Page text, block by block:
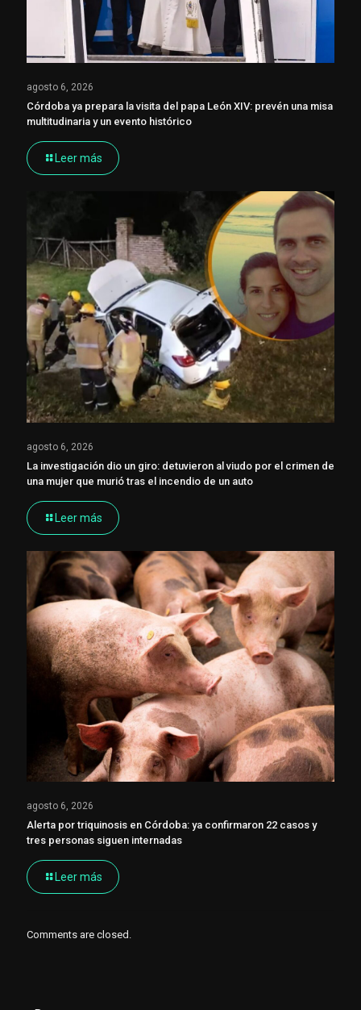
agosto 6, 2026
Córdoba ya prepara la visita del papa León XIV: prevén una misa
multitudinaria y un evento histórico
Leer más
agosto 6, 2026
La investigación dio un giro: detuvieron al viudo por el crimen de
una mujer que murió tras el incendio de un auto
Leer más
agosto 6, 2026
Alerta por triquinosis en Córdoba: ya confirmaron 22 casos y
tres personas siguen internadas
Leer más
Comments are closed.